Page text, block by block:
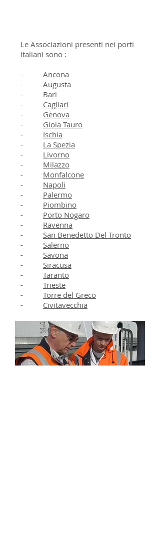
Le Associazioni presenti nei porti
italiani sono :
- Ancona
- Augusta
- Bari
- Cagliari
- Genova
- Gioia Tauro
- Ischia
- La Spezia
- Livorno
- Milazzo
- Monfalcone
- Napoli
- Palermo
- Piombino
- Porto Nogaro
- Ravenna
- San Benedetto Del Tronto
- Salerno
- Savona
- Siracusa
- Taranto
- Trieste
- Torre del Greco
- Civitavecchia